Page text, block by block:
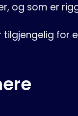
og som er
tilgjengelig for